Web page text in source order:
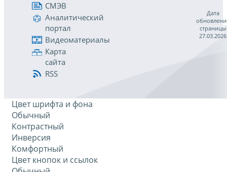
СМЭВ
Аналитический
портал
Видеоматериалы
Карта
сайта
RSS
Дата
страницы
27.03.2026
Цвет шрифта и фона
Обычный
Контрастный
Инверсия
Комфортный
Цвет кнопок и ссылок